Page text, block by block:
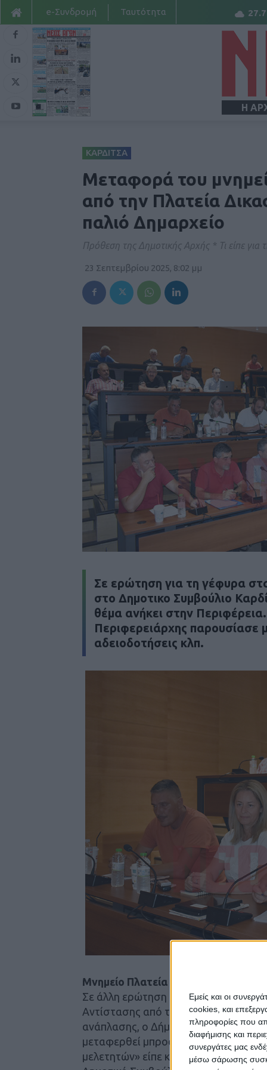
Εμείς και οι
cookies, και
πληροφορίες που
διαφήμισης και
συνεργάτες μας
μέσω σάρωσης
27.7
e-Συνδρομή Ταυτότητα
Η
ΚΑΡΔΙΤΣΑ
Μεταφορά του
από την Πλατεία
παλιό Δημαρχείο
Πρόθεση της Δημοτικής Αρχής * Τι είπε για
23 Σεπτεμβρίου 2025, 8:02 μμ
Σε ερώτηση για τη γέφυρα
στο Δημοτικο Συμβούλιο
θέμα ανήκει στην
Περιφερειάρχης παρουσίασε
αδειοδοτήσεις κλπ.
Μνημείο Πλατεία Δικαστηρίων
Σε άλλη ερώτηση της παράταξης για
Αντίστασης από την πλατεία
ανάπλασης, ο Δήμαρχος είπε ότι
μεταφερθεί μπροστά στο παλιό
μελετητών» είπε και πρόσθεσε ότι